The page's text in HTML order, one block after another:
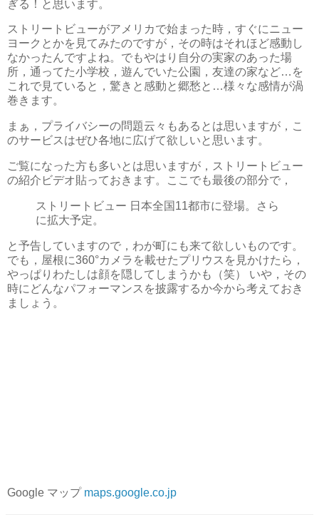
ぎる！と思います。
ストリートビューがアメリカで始まった時，すぐにニュー
ヨークとかを見てみたのですが，その時はそれほど感動し
なかったんですよね。でもやはり自分の実家のあった場
所，通ってた小学校，遊んでいた公園，友達の家など…を
これで見ていると，驚きと感動と郷愁と…様々な感情が渦
巻きます。
まぁ，プライバシーの問題云々もあるとは思いますが，こ
のサービスはぜひ各地に広げて欲しいと思います。
ご覧になった方も多いとは思いますが，ストリートビュー
の紹介ビデオ貼っておきます。ここでも最後の部分で，
ストリートビュー 日本全国11都市に登場。さら
に拡大予定。
と予告していますので，わが町にも来て欲しいものです。
でも，屋根に360°カメラを載せたプリウスを見かけたら，
やっぱりわたしは顔を隠してしまうかも（笑） いや，その
時にどんなパフォーマンスを披露するか今から考えておき
ましょう。
Google マップ maps.google.co.jp